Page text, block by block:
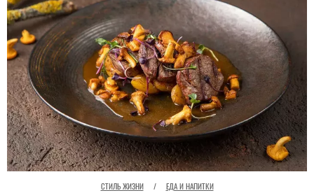
СТИЛЬ ЖИЗНИ / ЕДА И НАПИТКИ